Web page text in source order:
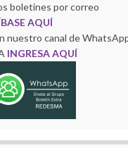
boletines por correo
AQUÍ
nuestro canal de
INGRESA AQUÍ